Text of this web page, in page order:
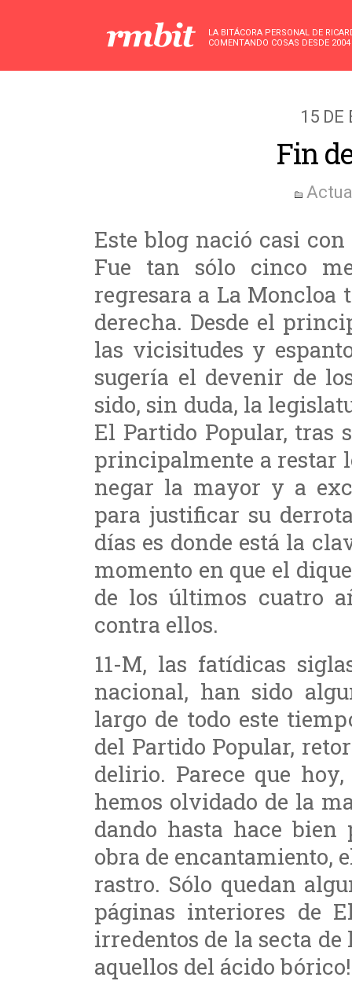
LA BITÁCORA PERSONAL DE
COMENTANDO COSAS DESDE 2004
15 DE
Fin
Este blog nació casi
Fue tan sólo cinco
regresara a La Moncloa
derecha. Desde el
las vicisitudes y
sugería el devenir de
sido, sin duda, la
El Partido Popular, tras
principalmente a restar
negar la mayor y a
para justificar su
días es donde está la
momento en que el
de los últimos cuatro
contra ellos.
11-M, las fatídicas
nacional, han sido
largo de todo este
del Partido Popular,
delirio. Parece que
hemos olvidado de la
dando hasta hace
obra de encantamiento,
rastro. Sólo quedan
páginas interiores de
irredentos de la secta de
aquellos del ácido bórico!